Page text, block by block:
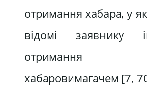
отримання хабара, у
відомі заявнику
отримання
хабаровимагачем [7,